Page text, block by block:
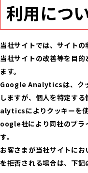
利用につ
当社サイトでは、サイトの
当社サイトの改善等を目
ます。
Google Analyticsは、ク
しますが、個人を特定す
alyticsによりクッキーを
oogle社により同社のプラ
す。
お客さまが当社サイトに
を拒否される場合は、下